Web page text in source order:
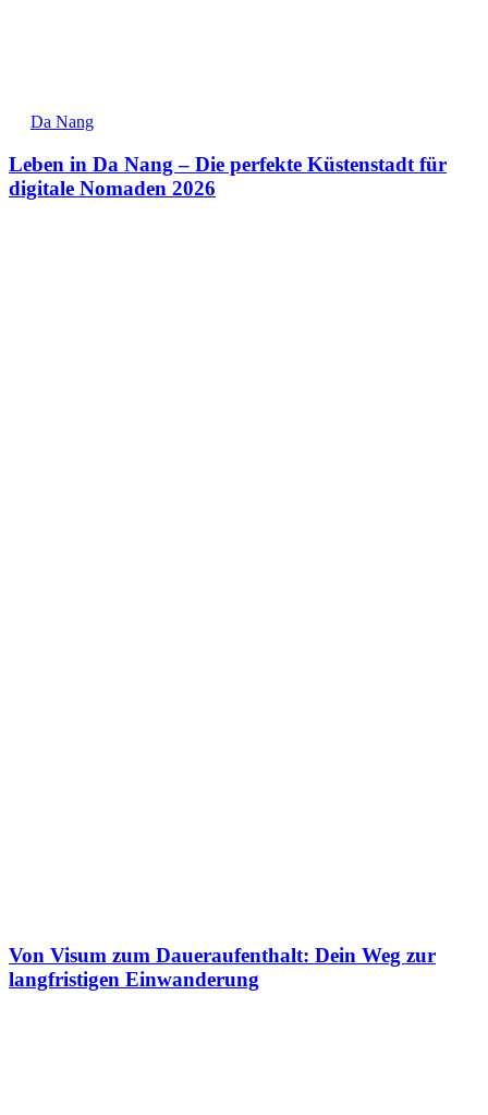
Da Nang
Leben in Da Nang – Die perfekte Küstenstadt für
digitale Nomaden 2026
Von Visum zum Daueraufenthalt: Dein Weg zur
langfristigen Einwanderung